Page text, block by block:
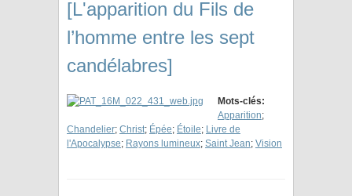
[L'apparition du Fils de
l’homme entre les sept
candélabres]
Mots-clés:
Apparition;
Chandelier; Christ; Épée; Étoile; Livre de
l'Apocalypse; Rayons lumineux; Saint Jean; Vision